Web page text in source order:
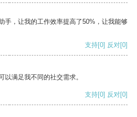
手，让我的工作效率提高了50%，让我能够
支持[0] 反对[0]
以满足我不同的社交需求。
支持[0] 反对[0]